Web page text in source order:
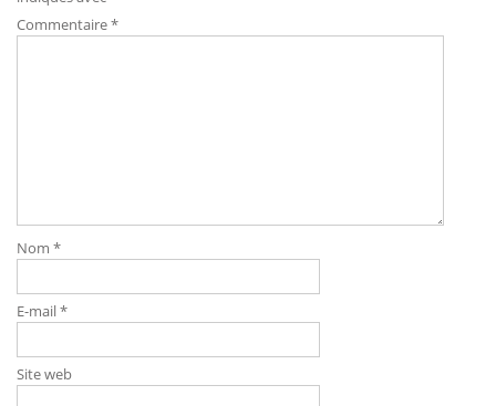
Commentaire*
Nom *
E-mail*
Site web